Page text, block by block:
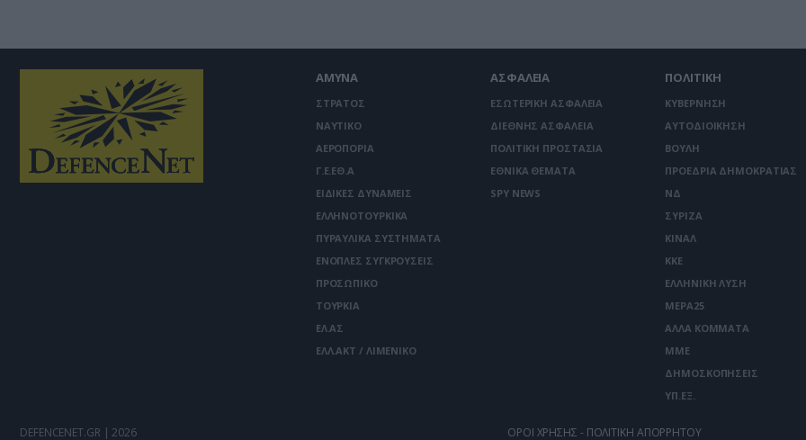
ΑΜΥΝΑ
ΣΤΡΑΤΟΣ
ΝΑΥΤΙΚΟ
ΑΕΡΟΠΟΡΙΑ
Γ.Ε.ΕΘ.Α
ΕΙΔΙΚΕΣ ΔΥΝΑΜΕΙΣ
ΕΛΛΗΝΟΤΟΥΡΚΙΚΑ
ΠΥΡΑΥΛΙΚΑ ΣΥΣΤΗΜΑΤΑ
ΕΝΟΠΛΕΣ ΣΥΓΚΡΟΥΣΕΙΣ
ΠΡΟΣΩΠΙΚΟ
ΤΟΥΡΚΙΑ
ΕΛ.ΑΣ
ΕΛΛ.ΑΚΤ / ΛΙΜΕΝΙΚΟ
ΑΣΦΑΛΕΙΑ
ΕΣΩΤΕΡΙΚΗ ΑΣΦΑΛΕΙΑ
ΔΙΕΘΝΗΣ ΑΣΦΑΛΕΙΑ
ΠΟΛΙΤΙΚΗ ΠΡΟΣΤΑΣΙΑ
ΕΘΝΙΚΑ ΘΕΜΑΤΑ
SPY NEWS
ΠΟΛΙΤΙΚΗ
ΚΥΒΕΡΝΗΣΗ
ΑΥΤΟΔΙΟΙΚΗΣΗ
ΒΟΥΛΗ
ΠΡΟΕΔΡΙΑ ΔΗΜΟΚΡΑΤΙΑΣ
ΝΔ
ΣΥΡΙΖΑ
ΚΙΝΑΛ
ΚΚΕ
ΕΛΛΗΝΙΚΗ ΛΥΣΗ
ΜΕΡΑ25
ΑΛΛΑ ΚΟΜΜΑΤΑ
ΜΜΕ
ΔΗΜΟΣΚΟΠΗΣΕΙΣ
ΥΠ.ΕΞ.
DEFENCENET.GR | 2026 ΟΡΟΙ ΧΡΗΣΗΣ - ΠΟΛΙΤΙΚΗ ΑΠΟΡΡΗΤΟΥ